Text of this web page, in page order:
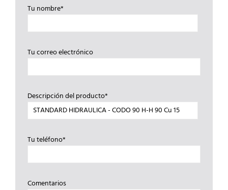
Tu nombre*
Tu correo electrónico
Descripción del producto*
Tu teléfono*
Comentarios